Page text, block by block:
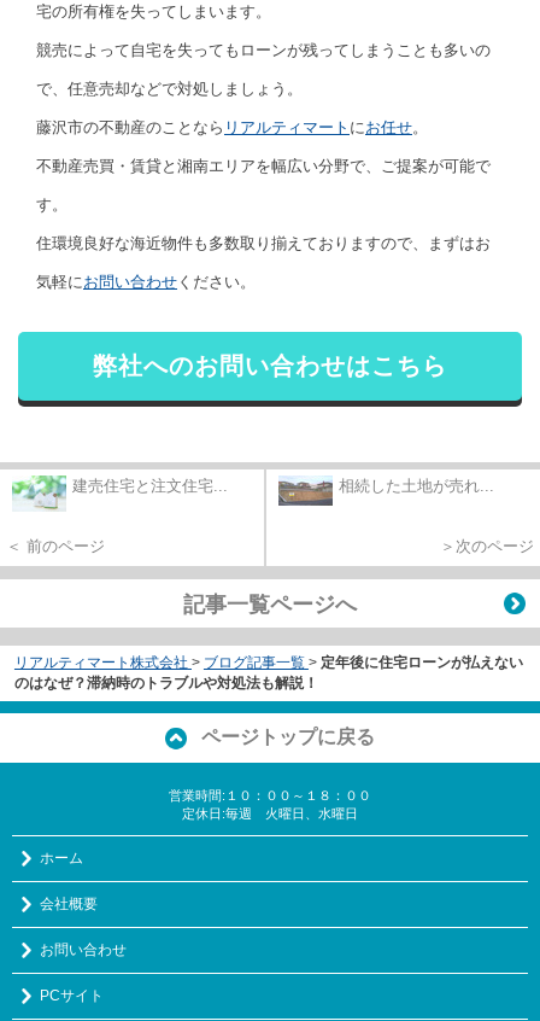
宅の所有権を失ってしまいます。
競売によって自宅を失ってもローンが残ってしまうことも多いの
で、任意売却などで対処しましょう。
藤沢市の不動産のことなら リアルティマート にお任せ。
不動産売買・賃貸と湘南エリアを幅広い分野で、ご提案が可能で
す。
住環境良好な海近物件も多数取り揃えておりますので、まずはお
気軽にお問い合わせ ください。
弊社へのお問い合わせはこちら
建売住宅と注文住宅...
＜ 前のページ
相続した土地が売れ...
＞次のページ
記事一覧ページへ
リアルティマート株式会社 > ブログ記事一覧 > 定年後に住宅ローンが払えない
のはなぜ？滞納時のトラブルや対処法も解説！
ページトップに戻る
営業時間:１０：００～１８：００
定休日:毎週 火曜日、水曜日
ホーム
会社概要
お問い合わせ
PCサイト